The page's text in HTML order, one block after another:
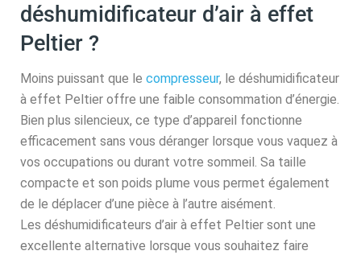
déshumidificateur d’air à effet
Peltier ?
Moins puissant que le compresseur, le déshumidificateur
à effet Peltier offre une faible consommation d’énergie.
Bien plus silencieux, ce type d’appareil fonctionne
efficacement sans vous déranger lorsque vous vaquez à
vos occupations ou durant votre sommeil. Sa taille
compacte et son poids plume vous permet également
de le déplacer d’une pièce à l’autre aisément.
Les déshumidificateurs d’air à effet Peltier sont une
excellente alternative lorsque vous souhaitez faire